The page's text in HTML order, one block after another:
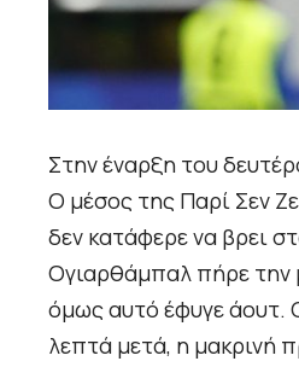
Στην έναρξη του
Ο μέσος της Παρί Σεν
δεν κατάφερε να βρει
Ογιαρθάμπαλ πήρε την
όμως αυτό έφυγε άουτ.
λεπτά μετά, η μακρινή